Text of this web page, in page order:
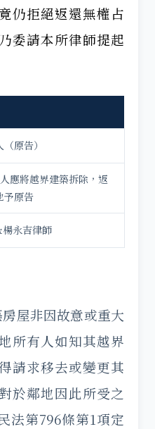
仍拒絕返還無權占
委請本所律師提起
原告）
應將越界建築拆除，返
予原告
永吉律師
屋非因故意或重大
所有人如知其越界
請求移去或變更其
於鄰地因此所受之
法第796條第1項定